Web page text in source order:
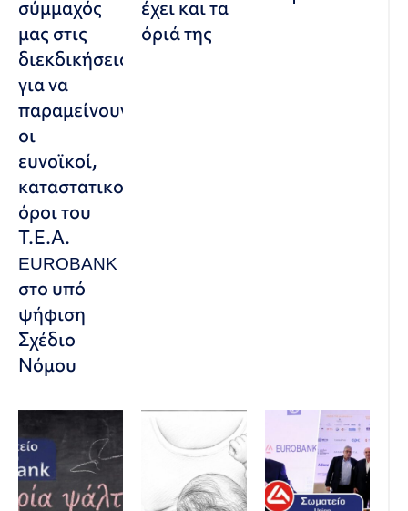
σύμμαχός
μας στις
διεκδικήσεις,
για να
παραμείνουν
οι
ευνοϊκοί,
καταστατικοί
όροι του
Τ.Ε.Α.
EUROBANK
στο υπό
ψήφιση
Σχέδιο
Νόμου
έχει και τα
όριά της